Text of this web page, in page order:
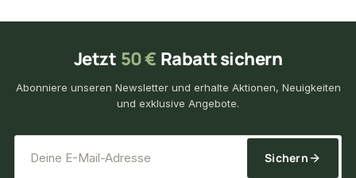
Jetzt 50 € Rabatt sichern
Abonniere unseren Newsletter und erhalte Aktionen, Neuigkeiten
und exklusive Angebote.
Sichern